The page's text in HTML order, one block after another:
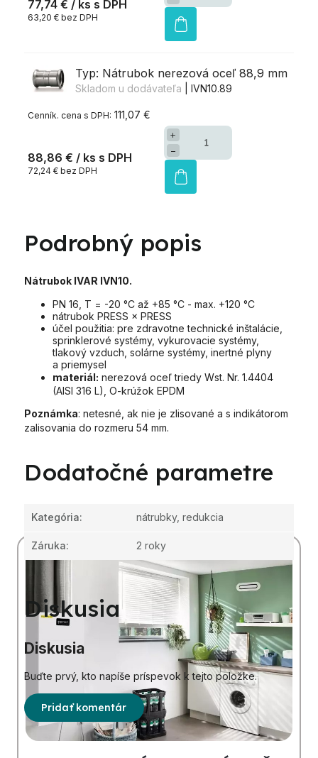
77,74 € / ks
63,20 € bez DPH
Typ: Nátrubok nerezová oceľ 88,9 mm
Skladom u dodávateľa | IVN10.89
111,07 €
88,86 € / ks
72,24 € bez DPH
+
−
Podrobný popis
Nátrubok IVAR IVN10.
PN 16, T = -20 °C až +85 °C - max. +120 °C
nátrubok PRESS × PRESS
účel použitia: pre zdravotne technické inštalácie,
sprinklerové systémy, vykurovacie systémy,
tlakový vzduch, solárne systémy, inertné plyny
a priemysel
materiál: nerezová oceľ triedy Wst. Nr. 1.4404
(AISI 316 L), O-krúžok EPDM
Poznámka: netesné, ak nie je zlisované a s indikátorom
zalisovania do rozmeru 54 mm.
Dodatočné parametre
Kategória: nátrubky, redukcia
Záruka: 2 roky
Diskusia
Diskusia
Buďte prvý, kto napíše príspevok k tejto položke.
Pridať komentár